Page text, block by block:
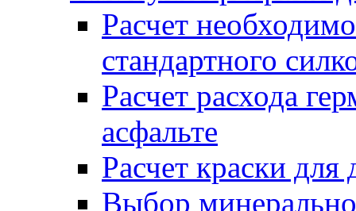
Расчет
стандартного
Расчет расхода
асфальте
Расчет краски
Выбор